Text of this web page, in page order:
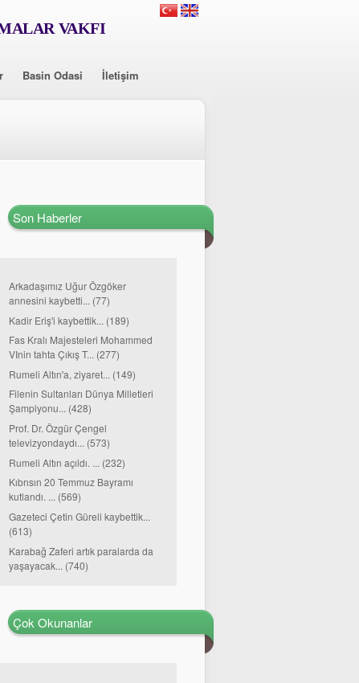
VAKFI
Basin Odasi İletişim
Son Haberler
Arkadaşımız Uğur Özgöker
annesini kaybetti... (77)
Kadir Eriş'i kaybettik... (189)
Fas Kralı Majesteleri Mohammed
VInin tahta Çıkış T... (277)
Rumeli Altın'a, ziyaret... (149)
Filenin Sultanları Dünya Milletleri
Şampiyonu... (428)
Prof. Dr. Özgür Çengel
televizyondaydı... (573)
Rumeli Altın açıldı. ... (232)
Kıbrısın 20 Temmuz Bayramı
kutlandı. ... (569)
Gazeteci Çetin Güreli kaybettik...
(613)
Karabağ Zaferi artık paralarda da
yaşayacak... (740)
Çok Okunanlar